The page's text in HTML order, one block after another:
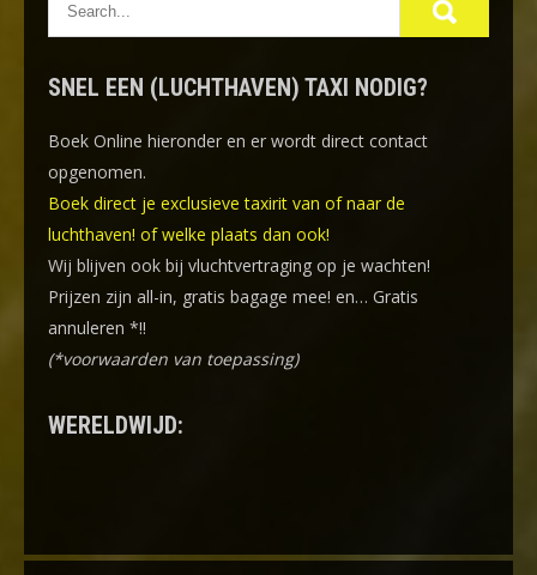
SNEL EEN (LUCHTHAVEN) TAXI NODIG?
Boek Online hieronder en er wordt direct contact
opgenomen.
Boek direct je exclusieve taxirit van of naar de
luchthaven! of welke plaats dan ook!
Wij blijven ook bij vluchtvertraging op je wachten!
Prijzen zijn all-in, gratis bagage mee! en… Gratis
annuleren *!!
(*voorwaarden van toepassing)
WERELDWIJD: